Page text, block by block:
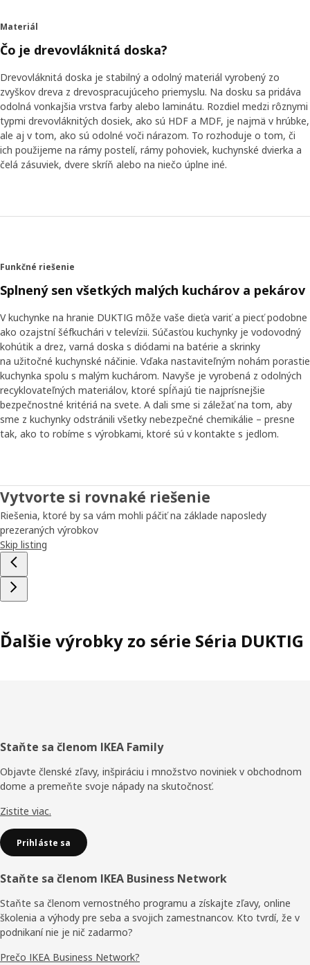
Materiál
Čo je drevovláknitá doska?
Drevovláknitá doska je stabilný a odolný materiál vyrobený zo
zvyškov dreva z drevospracujúceho priemyslu. Na dosku sa pridáva
odolná vonkajšia vrstva farby alebo laminátu. Rozdiel medzi rôznymi
typmi drevovláknitých dosiek, ako sú HDF a MDF, je najmä v hrúbke,
ale aj v tom, ako sú odolné voči nárazom. To rozhoduje o tom, či
ich použijeme na rámy postelí, rámy pohoviek, kuchynské dvierka a
čelá zásuviek, dvere skríň alebo na niečo úplne iné.
Funkčné riešenie
Splnený sen všetkých malých kuchárov a pekárov
V kuchynke na hranie DUKTIG môže vaše dieťa variť a piecť podobne
ako ozajstní šéfkuchári v televízii. Súčasťou kuchynky je vodovodný
kohútik a drez, varná doska s diódami na batérie a skrinky
na užitočné kuchynské náčinie. Vďaka nastaviteľným nohám porastie
kuchynka spolu s malým kuchárom. Navyše je vyrobená z odolných
recyklovateľných materiálov, ktoré spĺňajú tie najprísnejšie
bezpečnostné kritériá na svete. A dali sme si záležať na tom, aby
sme z kuchynky odstránili všetky nebezpečné chemikálie – presne
tak, ako to robíme s výrobkami, ktoré sú v kontakte s jedlom.
Vytvorte si rovnaké riešenie
Riešenia, ktoré by sa vám mohli páčiť na základe naposledy
prezeraných výrobkov
Skip listing
Ďalšie výrobky zo série Séria DUKTIG
Päta
stránky
Staňte sa členom IKEA Family
Objavte členské zľavy, inšpiráciu i množstvo noviniek v obchodnom
dome a premeňte svoje nápady na skutočnosť.
Zistite viac.
Prihláste sa
Staňte sa členom IKEA Business Network
Staňte sa členom vernostného programu a získajte zľavy, online
školenia a výhody pre seba a svojich zamestnancov. Kto tvrdí, že v
podnikaní nie je nič zadarmo?
Prečo IKEA Business Network?